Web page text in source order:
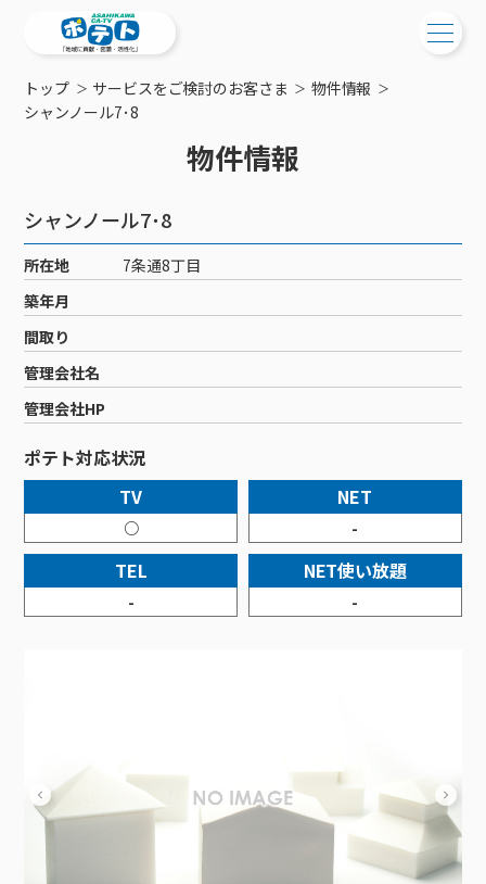
ご検討中の方
工事・配線について
新居をご検討中の方へ
ポテトを導入している集合住宅
物件情報
特典・キャンペーン
おトクな割引サービス
ご加入中の方
ご加入中のサービス確認・変更
WEBメール
サポートサービス
サポートサービストップ
リモートコール
回線速度測定
接続・設定⽅法
訪問サポート＆サポートパックサービス料⾦表
新着情報
メンテナンス・障害情報
ポテトからのプレゼント
イベントカレンダー
講座のご案内
サービス案内
サービス案内
ケーブルテレビ
ケーブルテレビトップ
チャンネル紹介
料⾦プラン
NHK衛星受信料団体⼀括⽀払
機器⼀覧
インターネット
インターネットトップ
料⾦プラン
Wi-Fiサービス
ポテトホーム防犯カメラ
オプションサービス
インターネットギガシェアプラン
固定電話
固定電話トップ
基本料⾦・通話料⾦
オプションサービス
auスマートバリュー
auまとめトーク
ポテトスマートフォントップ
料⾦プラン
機種⼀覧
オプションサービス
でんき
でんきトップ
ポラリンでんき×ポテト
ポテトでんき
暮らしを快適にするサービス
暮らしを快適にするサービストップ
ポテトライフメール
コミチャン
お困りの方はこちら
会社案内
メンテナンス
障害情報
トップ サービスをご検討のお客さま
物件情報
シャンノール7･8
物件情報
シャンノール7･8
所在地
7条通8丁目
築年月
間取り
管理会社名
管理会社HP
ポテト対応状況
TV
○
NET
-
TEL
-
NET使い放題
-